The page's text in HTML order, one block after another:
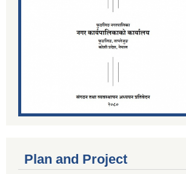
Plan and Project